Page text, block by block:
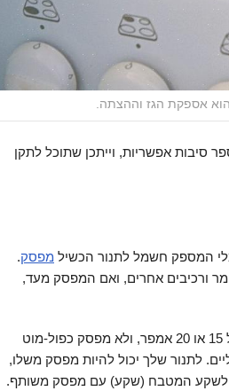
אספקת הגז וההצתה.
אפשריות, וייתכן שתוכל לתקן
המספק חשמל לתנור הכשיל מפסק.
ורכיבים אחרים, ואם המפסק מעד,
מכיוון שמדובר בתנור גז, הוא יחובר למעגל עם מפסק רגיל של 15 או 20 אמפר, ולא מפסק כפול-מוט
לתנור שלך יכול להיות מפסק משלו,
לשקע המטבח (שקע) עם מפסק משותף.